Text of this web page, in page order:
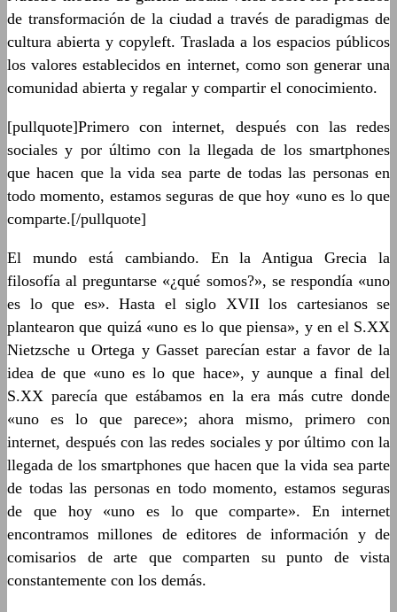
de transformación de la ciudad a través de paradigmas de
cultura abierta y copyleft. Traslada a los espacios públicos
los valores establecidos en internet, como son generar una
comunidad abierta y regalar y compartir el conocimiento.
[pullquote]Primero con internet, después con las redes
sociales y por último con la llegada de los smartphones
que hacen que la vida sea parte de todas las personas en
todo momento, estamos seguras de que hoy «uno es lo que
comparte.[/pullquote]
El mundo está cambiando. En la Antigua Grecia la
filosofía al preguntarse «¿qué somos?», se respondía «uno
es lo que es». Hasta el siglo XVII los cartesianos se
plantearon que quizá «uno es lo que piensa», y en el S.XX
Nietzsche u Ortega y Gasset parecían estar a favor de la
idea de que «uno es lo que hace», y aunque a final del
S.XX parecía que estábamos en la era más cutre donde
«uno es lo que parece»; ahora mismo, primero con
internet, después con las redes sociales y por último con la
llegada de los smartphones que hacen que la vida sea parte
de todas las personas en todo momento, estamos seguras
de que hoy «uno es lo que comparte». En internet
encontramos millones de editores de información y de
comisarios de arte que comparten su punto de vista
constantemente con los demás.